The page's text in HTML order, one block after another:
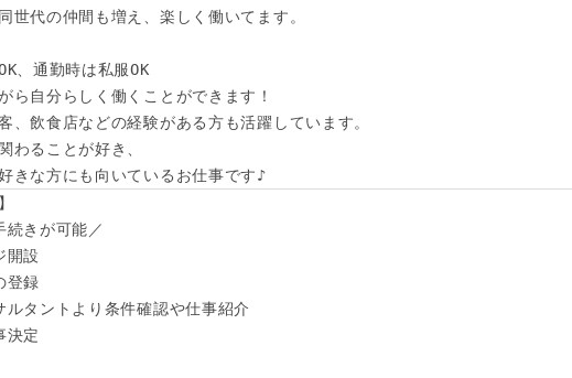
世代の仲間も増え、楽しく働いてます。
、通勤時は私服OK
ら自分らしく働くことができます！
、飲食店などの経験がある方も活躍しています。
わることが好き、
きな方にも向いているお仕事です♪
続きが可能／
開設
登録
ルタントより条件確認や仕事紹介
決定